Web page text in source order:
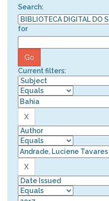
Search:
for
Current filters: